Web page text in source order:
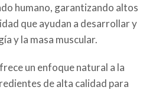
humano, garantizando altos
que ayudan a desarrollar y
y la masa muscular.
un enfoque natural a la
de alta calidad para